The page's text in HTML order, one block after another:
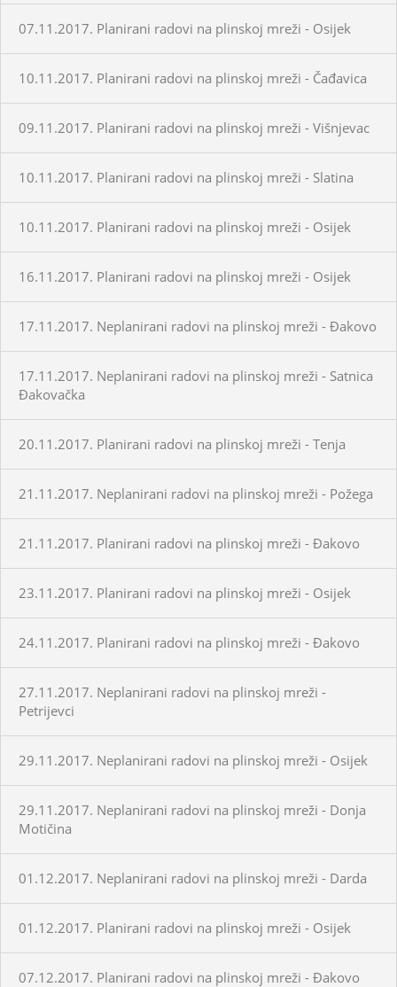
07.11.2017. Planirani radovi na plinskoj mreži - Osijek
10.11.2017. Planirani radovi na plinskoj mreži - Čađavica
09.11.2017. Planirani radovi na plinskoj mreži - Višnjevac
10.11.2017. Planirani radovi na plinskoj mreži - Slatina
10.11.2017. Planirani radovi na plinskoj mreži - Osijek
16.11.2017. Planirani radovi na plinskoj mreži - Osijek
17.11.2017. Neplanirani radovi na plinskoj mreži - Đakovo
17.11.2017. Neplanirani radovi na plinskoj mreži - Satnica
Đakovačka
20.11.2017. Planirani radovi na plinskoj mreži - Tenja
21.11.2017. Neplanirani radovi na plinskoj mreži - Požega
21.11.2017. Planirani radovi na plinskoj mreži - Đakovo
23.11.2017. Planirani radovi na plinskoj mreži - Osijek
24.11.2017. Planirani radovi na plinskoj mreži - Đakovo
27.11.2017. Neplanirani radovi na plinskoj mreži -
Petrijevci
29.11.2017. Neplanirani radovi na plinskoj mreži - Osijek
29.11.2017. Neplanirani radovi na plinskoj mreži - Donja
Motičina
01.12.2017. Neplanirani radovi na plinskoj mreži - Darda
01.12.2017. Planirani radovi na plinskoj mreži - Osijek
07.12.2017. Planirani radovi na plinskoj mreži - Đakovo